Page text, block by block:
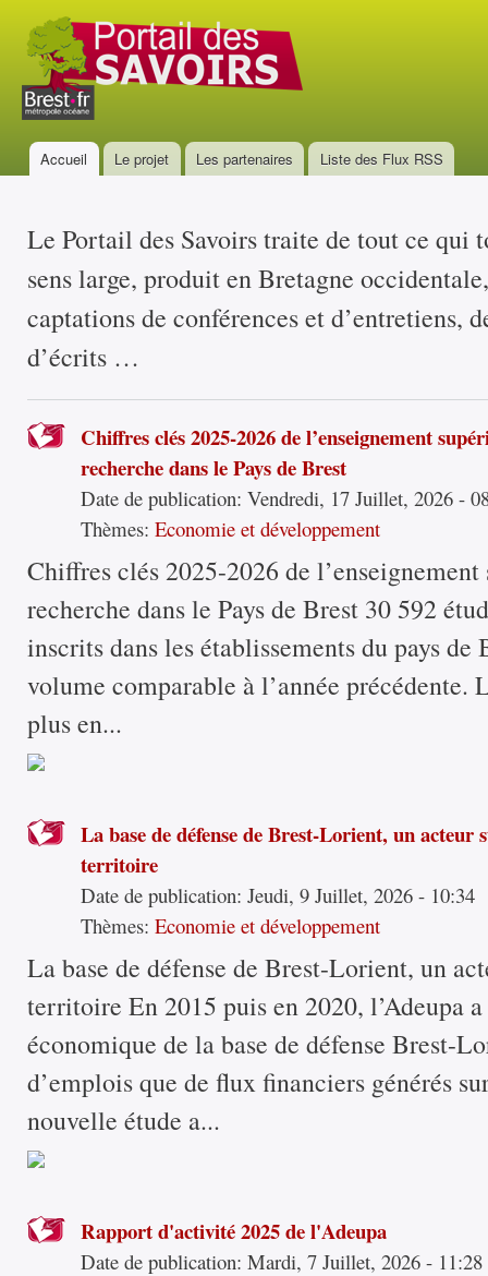
Portail
des
savoirs
Menu principal
Accueil Le projet Les partenaires Liste des Flux RSS
Le Portail des Savoirs traite de tout ce qui
sens large, produit en Bretagne
captations de conférences et d’entretiens,
d’écrits …
Chiffres clés 2025-2026 de l’enseignement
recherche dans le Pays de Brest
Date de publication:Vendredi, 17 Juillet, 2026 -
Thèmes:Economie et développement
Chiffres clés 2025-2026 de
recherche dans le Pays de Brest 30 592
inscrits dans les établissements du pays
volume comparable à l’année
plus en...
La base de défense de Brest-Lorient, un
territoire
Date de publication:Jeudi, 9 Juillet, 2026 - 10:34
Thèmes:Economie et développement
La base de défense de Brest-Lorient, un
territoire En 2015 puis en 2020, l’Adeupa
économique de la base de défense Brest-
d’emplois que de flux financiers générés
nouvelle étude a...
Rapport d'activité 2025 de l'Adeupa
Date de publication:Mardi, 7 Juillet, 2026 - 11:28